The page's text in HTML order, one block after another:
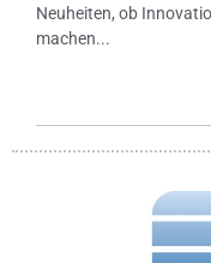
Neuheiten, ob
machen...